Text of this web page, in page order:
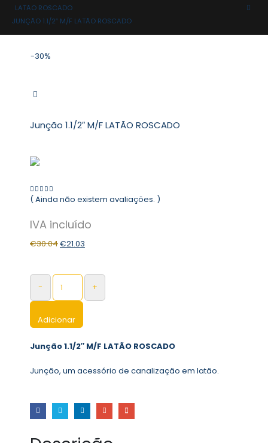
LATÃO ROSCADO
JUNÇÃO 1.1/2″ M/F LATÃO ROSCADO
-30%
Junção 1.1/2″ M/F LATÃO ROSCADO
0 out of 5
( Ainda não existem avaliações. )
€30.04€21.03
- +
Adicionar
Junção 1.1/2″ M/F LATÃO ROSCADO
Junção, um acessório de canalização em latão.